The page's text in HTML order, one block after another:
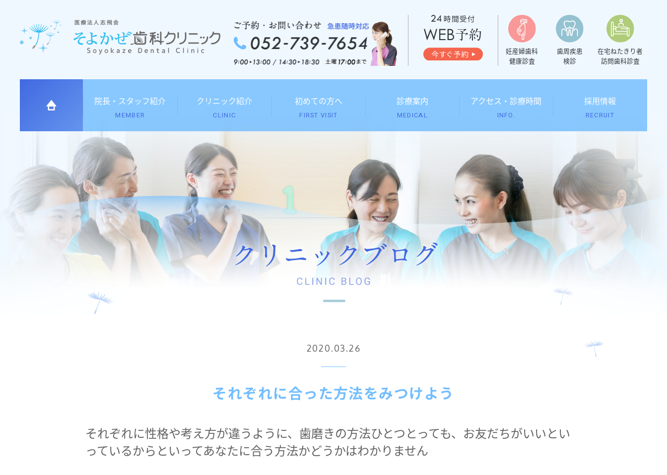
妊産婦歯科
健康診査
歯周疾患
検診
在宅ねたきり者
訪問歯科診査
院長 ・ スタッフ紹介
MEMBER
クリニック紹介
CLINIC
初めての方へ
FIRST VISIT
診療案内
MEDICAL
アクセス ・診療時間
INFO.
採用情報
RECRUIT
2020.03.26
それぞれに合った方法をみつけよう
それぞれに性格や考え方が違うように、歯磨きの方法ひとつとっても、お友だちがいいとい
っているからといってあなたに合う方法かどうかはわかりません